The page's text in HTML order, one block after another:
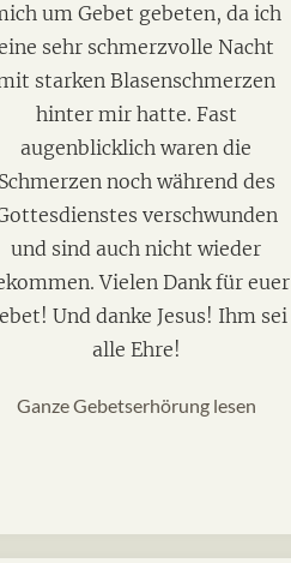
um Gebet gebeten, da ich
sehr schmerzvolle Nacht
starken Blasenschmerzen
hinter mir hatte. Fast
augenblicklich waren die
Schmerzen noch während des
verschwunden
und sind auch nicht wieder
Vielen Dank für euer
Und danke Jesus! Ihm sei
alle Ehre!
Ganze Gebetserhörung lesen